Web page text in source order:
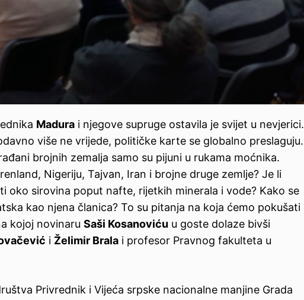
Madura i njegove supruge ostavila je svijet u nevjerici.
više ne vrijede, političke karte se globalno preslaguju.
brojnih zemalja samo su pijuni u rukama moćnika.
Nigeriju, Tajvan, Iran i brojne druge zemlje? Je li
oko sirovina poput nafte, rijetkih minerala i vode? Kako se
kao njena članica? To su pitanja na koja ćemo pokušati
kojoj novinaru Saši Kosanoviću u goste dolaze bivši
i Želimir Brala i profesor Pravnog fakulteta u
Privrednik i Vijeća srpske nacionalne manjine Grada